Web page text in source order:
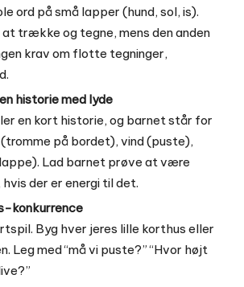
ord på små lapper (hund, sol, is).
trække og tegne, mens den anden
krav om flotte tegninger,
historie med lyde
en kort historie, og barnet står for
(tromme på bordet), vind (puste),
Lad barnet prøve at være
der er energi til det.
konkurrence
Byg hver jeres lille korthus eller
Leg med “må vi puste?” “Hvor højt